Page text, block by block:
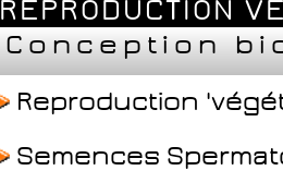
REPRODUCTION
Conception
Reproduction
Semences